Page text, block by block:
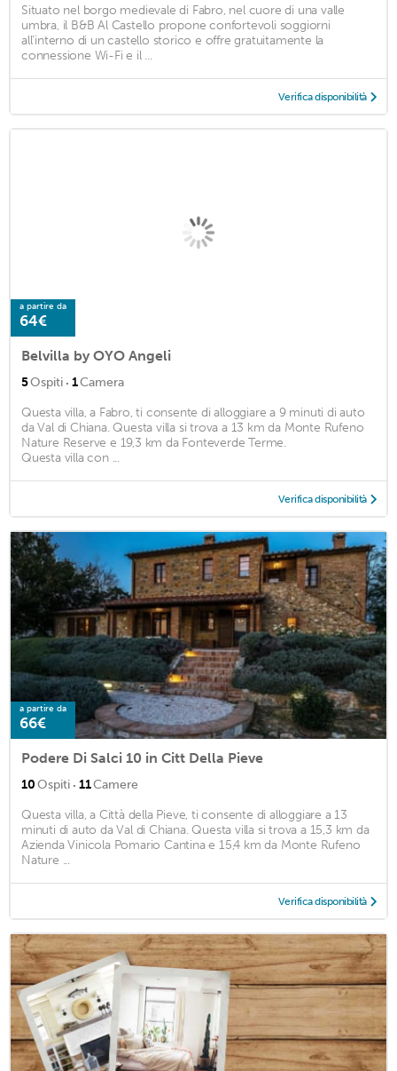
Situato nel borgo medievale di Fabro, nel cuore di una valle
umbra, il B&B Al Castello propone confortevoli soggiorni
all'interno di un castello storico e offre gratuitamente la
connessione Wi-Fi e il ...
Verifica disponibilità
a partire da
64€
Belvilla by OYO Angeli
5Ospiti · 1Camera
Questa villa, a Fabro, ti consente di alloggiare a 9 minuti di auto
da Val di Chiana. Questa villa si trova a 13 km da Monte Rufeno
Nature Reserve e 19,3 km da Fonteverde Terme.
Questa villa con ...
Verifica disponibilità
a partire da
66€
Podere Di Salci 10 in Citt Della Pieve
10Ospiti · 11Camere
Questa villa, a Città della Pieve, ti consente di alloggiare a 13
minuti di auto da Val di Chiana. Questa villa si trova a 15,3 km da
Azienda Vinicola Pomario Cantina e 15,4 km da Monte Rufeno
Nature ...
Verifica disponibilità